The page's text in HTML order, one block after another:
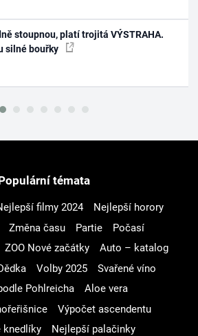
stoupnou, platí trojitá VÝSTRAHA.
silné bouřky
témata
filmy 2024
Nejlepší horory
Změna času Partie
Počasí
ZOO Nové začátky
Auto – katalog
Volby 2025
Svařené víno
Pohlreicha
Aloe vera
Výpočet ascendentu
knedlíky
Nejlepší palačinky